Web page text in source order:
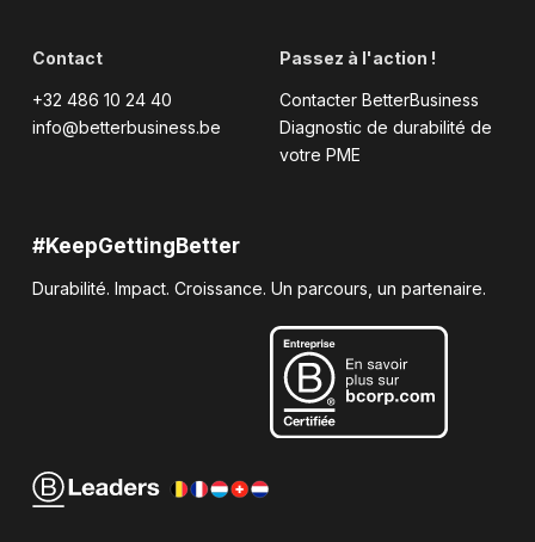
Contact
+32 486 10 24 40
info@betterbusiness.be
Passez à l'action !
Contacter BetterBusiness
Diagnostic de durabilité de
votre PME
#KeepGettingBetter
Durabilité. Impact. Croissance. Un parcours, un partenaire.